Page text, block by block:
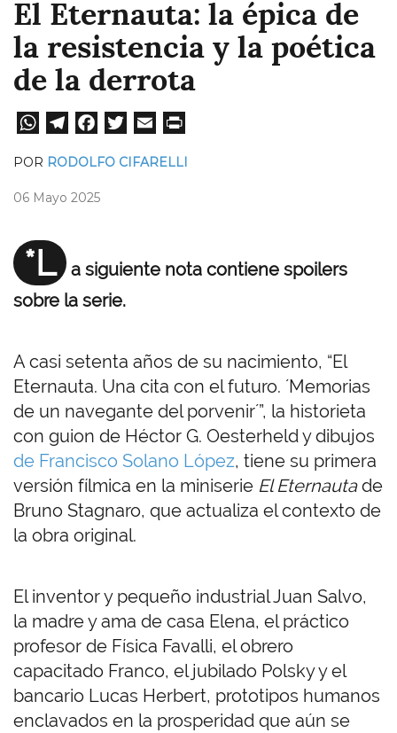
El Eternauta: la épica de
la resistencia y la poética
de la derrota
W
A
pp
Te
a
Fa
ok
POR RODOLFO CIFARELLI
06 Mayo 2025
*L
a siguiente nota contiene spoilers
sobre la serie.
A casi setenta años de su nacimiento, “El
Eternauta. Una cita con el futuro. ´Memorias
de un navegante del porvenir´”, la historieta
con guion de Héctor G. Oesterheld y dibujos
de Francisco Solano López, tiene su primera
versión fílmica en la miniserie El Eternautade
Bruno Stagnaro, que actualiza el contexto de
la obra original.
El inventor y pequeño industrial Juan Salvo,
la madre y ama de casa Elena, el práctico
profesor de Física Favalli, el obrero
capacitado Franco, el jubilado Polsky y el
bancario Lucas Herbert, prototipos humanos
enclavados en la prosperidad que aún se